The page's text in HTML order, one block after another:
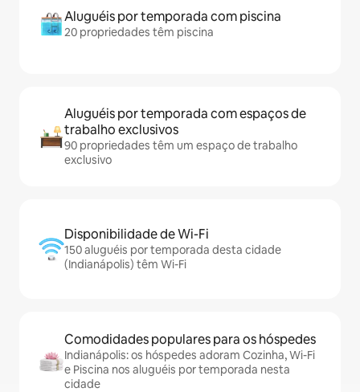
Aluguéis por temporada com piscina
20 propriedades têm piscina
Aluguéis por temporada com espaços de
trabalho exclusivos
90 propriedades têm um espaço de trabalho
exclusivo
Disponibilidade de Wi-Fi
150 aluguéis por temporada desta cidade
(Indianápolis) têm Wi-Fi
Comodidades populares para os hóspedes
Indianápolis: os hóspedes adoram Cozinha, Wi-Fi
e Piscina nos aluguéis por temporada nesta
cidade